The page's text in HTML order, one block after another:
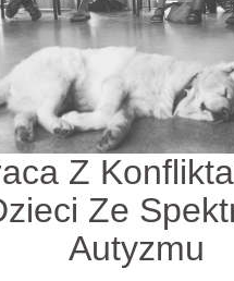
Z
Ze
Autyzmu